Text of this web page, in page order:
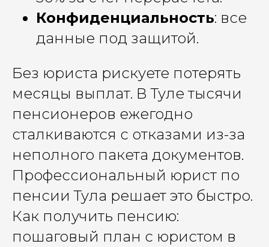
Конфиденциальность: все
данные под защитой.
Без юриста рискуете потерять
месяцы выплат. В Туле тысячи
пенсионеров ежегодно
сталкиваются с отказами из-за
неполного пакета документов.
Профессиональный юрист по
пенсии Тула решает это быстро.
Как получить пенсию:
пошаговый план с юристом в